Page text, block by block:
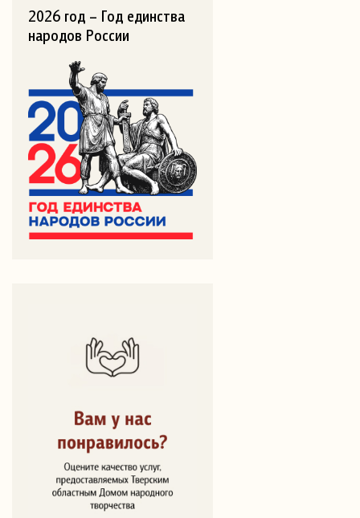
2026 год – Год единства
народов России